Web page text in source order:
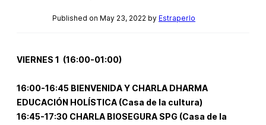
Published on May 23, 2022 by Estraperlo
VIERNES 1 (16:00-01:00)
16:00-16:45 BIENVENIDA Y CHARLA DHARMA
EDUCACIÓN HOLÍSTICA (Casa de la cultura)
16:45-17:30 CHARLA BIOSEGURA SPG (Casa de la